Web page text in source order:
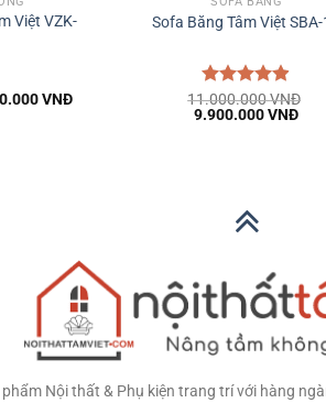
tại công trình
Việt VZK-
VNĐGiá
Sofa Băng Tâm Việt SBA-
Được xếp
hạng4.83
11.000.000VNĐ
Giá
9.900.000VNĐGiá
Nội thất & Phụ kiện trang trí với hàng